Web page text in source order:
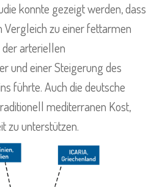
konnte gezeigt werden, dass
zu einer fettarmen
der arteriellen
und einer Steigerung des
führte. Auch die deutsche
mediterranen Kost,
zu unterstützen.